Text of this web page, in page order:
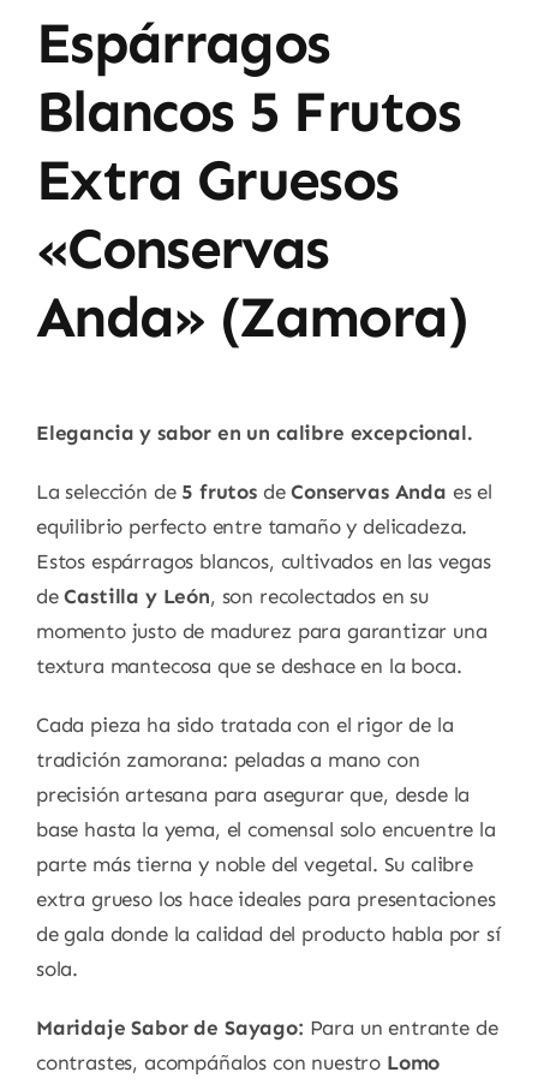
Espárragos
Blancos 5 Frutos
Extra Gruesos
«Conservas
Anda» (Zamora)
Elegancia y sabor en un calibre excepcional.
La selección de 5 frutosdeConservas Anda es el
equilibrio perfecto entre tamaño y delicadeza.
Estos espárragos blancos, cultivados en las vegas
deCastilla y León, son recolectados en su
momento justo de madurez para garantizar una
textura mantecosa que se deshace en la boca.
Cada pieza ha sido tratada con el rigor de la
tradición zamorana: peladas a mano con
precisión artesana para asegurar que, desde la
base hasta la yema, el comensal solo encuentre la
parte más tierna y noble del vegetal. Su calibre
extra grueso los hace ideales para presentaciones
de gala donde la calidad del producto habla por sí
sola.
Maridaje Sabor de Sayago: Para un entrante de
contrastes, acompáñalos con nuestro Lomo